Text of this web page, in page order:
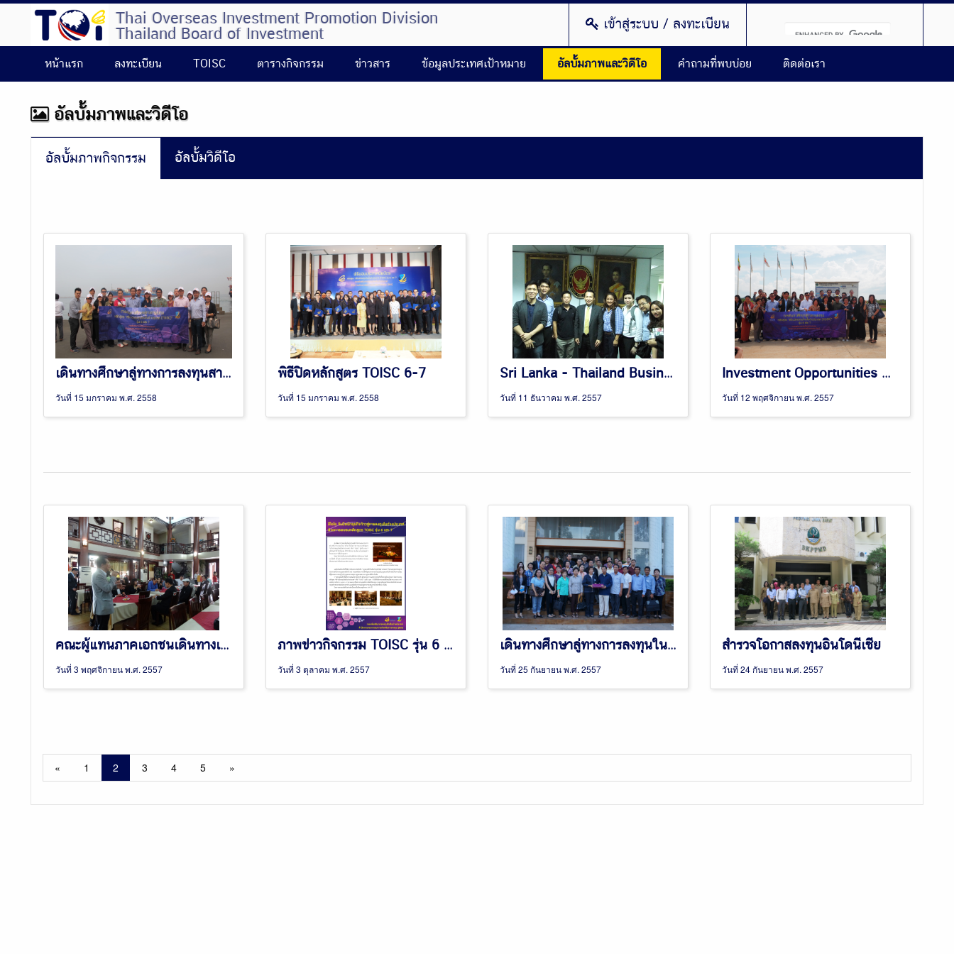
Thai Overseas Investment Promotion Division
Thailand Board of Investment
เข้าสู่ระบบ / ลงทะเบียน
หน้าแรก ลงทะเบียน TOISC ตารางกิจกรรม ข่าวสาร ข้อมูลประเทศเป้าหมาย อัลบั้มภาพและวิดีโอ คำถามที่พบบ่อย ติดต่อเรา
อัลบั้มภาพและวิดีโอ
อัลบั้มภาพกิจกรรม อัลบั้มวิดีโอ
เดินทางศึกษาลู่ทางการลงทุนสาธารณรัฐอินโดนีเซีย 11-15 พฤศจิกายน 2557
วันที่ 15 มกราคม พ.ศ. 2558
พิธีปิดหลักสูตร TOISC 6-7
วันที่ 15 มกราคม พ.ศ. 2558
Sri Lanka - Thailand Business Forum 24 November 2014
วันที่ 11 ธันวาคม พ.ศ. 2557
Investment Opportunities Survey in Republic of the Union of Myanmar (Bangkok - Mandalay – Yangon - Bangkok) 28 – 31 October 2014 Thailand Board of Investment (BOI)
วันที่ 12 พฤศจิกายน พ.ศ. 2557
คณะผู้แทนภาคเอกชนเดินทางเยือนกรุงฮานอยและจังหวัดกว่างนินห์
วันที่ 3 พฤศจิกายน พ.ศ. 2557
ภาพข่าวกิจกรรม TOISC รุ่น 6 และ 7
วันที่ 3 ตุลาคม พ.ศ. 2557
เดินทางศึกษาลู่ทางการลงทุนในราชอาณาจักรกัมพูชา และสาธารณรัฐสังคมนิยมเวียดนามตอนใต้
วันที่ 25 กันยายน พ.ศ. 2557
สำรวจโอกาสลงทุนอินโดนีเซีย
วันที่ 24 กันยายน พ.ศ. 2557
« 1 2 3 4 5 »